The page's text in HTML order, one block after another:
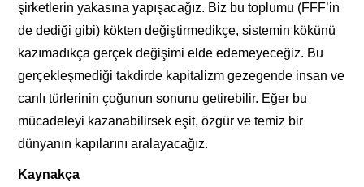
şirketlerin yakasına yapışacağız. Biz bu toplumu (FFF’in
de dediği gibi) kökten değiştirmedikçe, sistemin kökünü
kazımadıkça gerçek değişimi elde edemeyeceğiz. Bu
gerçekleşmediği takdirde kapitalizm gezegende insan ve
canlı türlerinin çoğunun sonunu getirebilir. Eğer bu
mücadeleyi kazanabilirsek eşit, özgür ve temiz bir
dünyanın kapılarını aralayacağız.
Kaynakça